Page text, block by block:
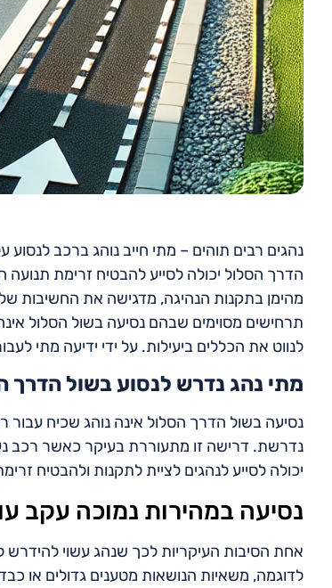
נהגים רבים תוהים – מתי חייב נוהג ברכב
הדרך הסלול יכולה לסייע להבטיח זרימת
מהימן בתקנות הנהיגה, מדגישה את החשיבות
תרחישים מסוימים שבהם נסיעה בשול הסלול
לנווט את הכללים ביעילות. על ידי ידיעה מתי
מתי נהג נדרש לנסוע בשול הדרך
נסיעה בשול הדרך הסלול אינה נוהג שכיח
נדרשת. דרישה זו מתעוררת בעיקר כאשר רכב
יכולה לסייע לנהגים לציית לתקנות ולהבטיח
נסיעה במהירות נמוכה עקב
אחת הסיבות העיקריות לכך שנהג עשוי
לדוגמה, משאיות הנושאות מטענים גדולים או